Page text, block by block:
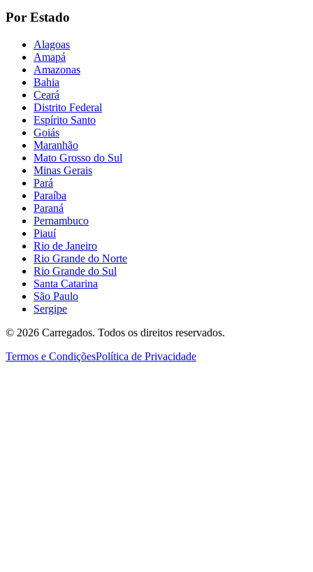
Por Estado
Alagoas
Amapá
Amazonas
Bahia
Ceará
Distrito Federal
Espírito Santo
Goiás
Maranhão
Mato Grosso do Sul
Minas Gerais
Pará
Paraíba
Paraná
Pernambuco
Piauí
Rio de Janeiro
Rio Grande do Norte
Rio Grande do Sul
Santa Catarina
São Paulo
Sergipe
© 2026 Carregados. Todos os direitos reservados.
Termos e CondiçõesPolítica de Privacidade